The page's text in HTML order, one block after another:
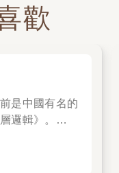
歡
是中國有名的
邏輯》。唯有